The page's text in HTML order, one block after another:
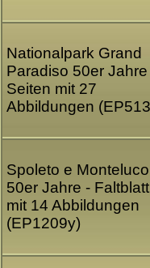
Nationalpark Grand
Paradiso 50er
Seiten mit 27
Abbildungen
Spoleto e Monteluco
50er Jahre - Faltblatt
mit 14 Abbildungen
(EP1209y)